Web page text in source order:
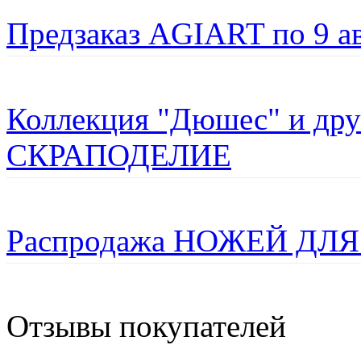
Предзаказ AGIART по 9
Коллекция "Дюшес" и
СКРАПОДЕЛИЕ
Распродажа НОЖЕЙ
Отзывы покупателей